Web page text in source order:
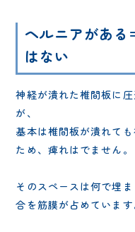
ヘルニアがある
はない
神経が潰れた椎間板に
が、
基本は椎間板が潰れて
ため、痺れはでません。
そのスペースは何で埋
合を筋膜が占めています